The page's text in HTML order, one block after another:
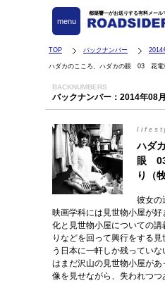
都築響一がお送りする有料メー
menu
TOP バックナンバー 2014
ハダカのこころ、ハダカの眼 03 花電
BACKNUMBERS
バックナンバー：2014年08
ハダ
眼
り（
彼女の
映画学科には見世物小屋が
化と見世物小屋についての
りなどを回って興行をする
う日本に一軒しか残ってい
はまだ沢山の見世物小屋が
像を見せながら、失われつ